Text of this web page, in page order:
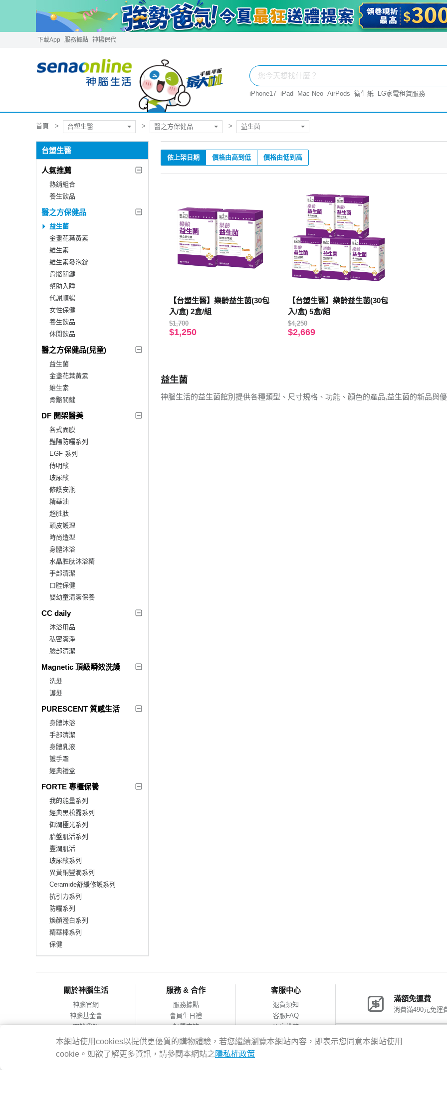
下載App 服務據點 神揚保代
iPhone17 iPad Mac Neo AirPods 衛生紙 LG家電租賃服務
首頁 台塑生醫 醫之方保健品 益生菌
台塑生醫
人氣推薦
熱銷組合
養生飲品
醫之方保健品
益生菌
金盞花葉黃素
維生素
維生素發泡錠
骨骼關鍵
幫助入睡
代謝順暢
女性保健
養生飲品
休閒飲品
醫之方保健品(兒童)
益生菌
金盞花葉黃素
維生素
骨骼關鍵
DF 開架醫美
各式面膜
豔陽防曬系列
EGF 系列
傳明酸
玻尿酸
修護安瓶
精華油
超胜肽
頭皮護理
時尚造型
身體沐浴
水晶胜肽沐浴精
手部清潔
口腔保健
嬰幼童清潔保養
CC daily
沐浴用品
私密潔淨
臉部清潔
Magnetic 頂級瞬效洗護
洗髮
護髮
PURESCENT 質感生活
身體沐浴
手部清潔
身體乳液
護手霜
經典禮盒
FORTE 專櫃保養
我的能量系列
經典黑松露系列
御潤極光系列
胎盤肌活系列
豐潤肌活
玻尿酸系列
異黃酮豐潤系列
Ceramide舒緩修護系列
抗引力系列
防曬系列
煥顏瀅白系列
精華棒系列
保健
依上架日期 價格由高到低 價格由低到高
【台塑生醫】樂齡益生菌(30包
入/盒) 2盒/組
$1,700
$1,250
【台塑生醫】樂齡益生菌(30包
入/盒) 5盒/組
$4,250
$2,669
益生菌
神腦生活的益生菌館別提供各種類型、尺寸規格、功能、顏色的產品,益生菌的新品與
關於神腦生活
神腦官網
神腦基金會
關於我們
會員服務條款
隱私權政策
網站導覽
服務 & 合作
服務據點
會員生日禮
訂單查詢
合作提案
客服中心
退貨須知
客服FAQ
原廠維修
網購包裝減量
滿額免運費
消費滿490元免運
神腦會員福利
本網站使用cookies以提供更優質的購物體驗，若您繼續瀏覽本網站內容，即表示您同意本網站使用
cookie。如欲了解更多資訊，請參閱本網站之 隱私權政策